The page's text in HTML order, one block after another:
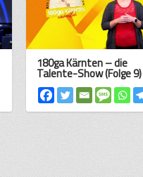
180ga Kärnten – die
Talente-Show (Folge 9)